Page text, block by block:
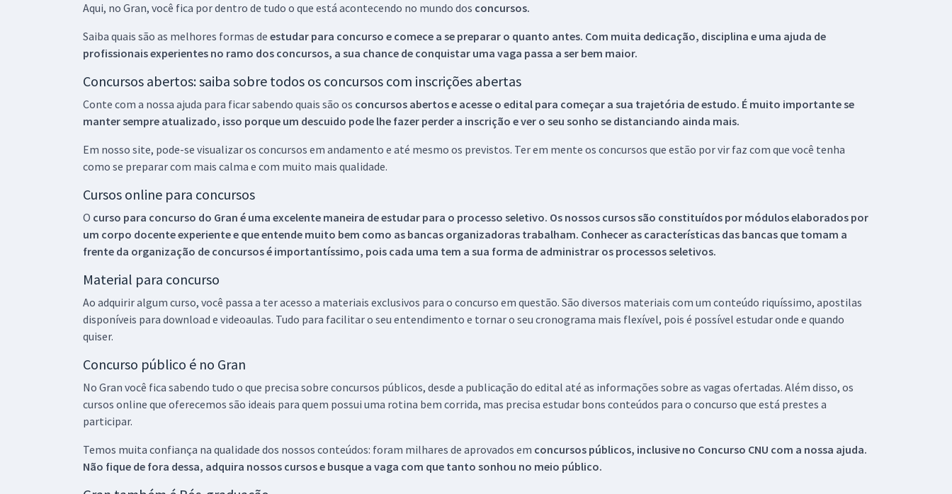
Aqui, no Gran, você fica por dentro de tudo o que está acontecendo no mundo dos concursos.
Saiba quais são as melhores formas de estudar para concurso e comece a se preparar o quanto antes. Com muita dedicação, disciplina e uma ajuda de
profissionais experientes no ramo dos concursos, a sua chance de conquistar uma vaga passa a ser bem maior.
Concursos abertos: saiba sobre todos os concursos com inscrições abertas
Conte com a nossa ajuda para ficar sabendo quais são os concursos abertos e acesse o edital para começar a sua trajetória de estudo. É muito importante se
manter sempre atualizado, isso porque um descuido pode lhe fazer perder a inscrição e ver o seu sonho se distanciando ainda mais.
Em nosso site, pode-se visualizar os concursos em andamento e até mesmo os previstos. Ter em mente os concursos que estão por vir faz com que você tenha
como se preparar com mais calma e com muito mais qualidade.
Cursos online para concursos
O curso para concurso do Gran é uma excelente maneira de estudar para o processo seletivo. Os nossos cursos são constituídos por módulos elaborados por
um corpo docente experiente e que entende muito bem como as bancas organizadoras trabalham. Conhecer as características das bancas que tomam a
frente da organização de concursos é importantíssimo, pois cada uma tem a sua forma de administrar os processos seletivos.
Material para concurso
Ao adquirir algum curso, você passa a ter acesso a materiais exclusivos para o concurso em questão. São diversos materiais com um conteúdo riquíssimo, apostilas
disponíveis para download e videoaulas. Tudo para facilitar o seu entendimento e tornar o seu cronograma mais flexível, pois é possível estudar onde e quando
quiser.
Concurso público é no Gran
No Gran você fica sabendo tudo o que precisa sobre concursos públicos, desde a publicação do edital até as informações sobre as vagas ofertadas. Além disso, os
cursos online que oferecemos são ideais para quem possui uma rotina bem corrida, mas precisa estudar bons conteúdos para o concurso que está prestes a
participar.
Temos muita confiança na qualidade dos nossos conteúdos: foram milhares de aprovados em concursos públicos, inclusive no Concurso CNU com a nossa ajuda.
Não fique de fora dessa, adquira nossos cursos e busque a vaga com que tanto sonhou no meio público.